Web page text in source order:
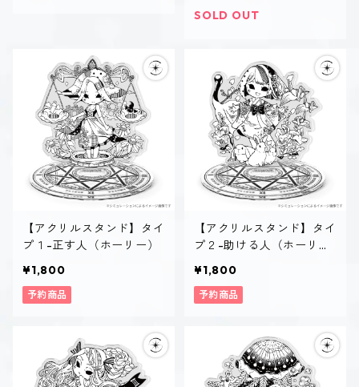
SOLD OUT
【アクリルスタンド】タイ
プ１-正す人（ホーリー）
¥1,800
予約商品
【アクリルスタンド】タイ
プ２-助ける人（ホーリ
¥1,800
予約商品